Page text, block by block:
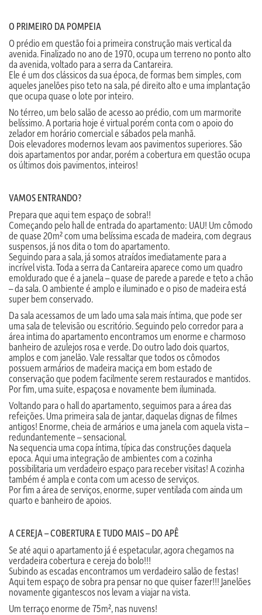
O PRIMEIRO DA POMPEIA
O prédio em questão foi a primeira construção mais vertical da
avenida. Finalizado no ano de 1970, ocupa um terreno no ponto alto
da avenida, voltado para a serra da Cantareira.
Ele é um dos clássicos da sua época, de formas bem simples, com
aqueles janelões piso teto na sala, pé direito alto e uma implantação
que ocupa quase o lote por inteiro.
No térreo, um belo salão de acesso ao prédio, com um marmorite
belíssimo. A portaria hoje é virtual porém conta com o apoio do
zelador em horário comercial e sábados pela manhã.
Dois elevadores modernos levam aos pavimentos superiores. São
dois apartamentos por andar, porém a cobertura em questão ocupa
os últimos dois pavimentos, inteiros!
VAMOS ENTRANDO?
Prepara que aqui tem espaço de sobra!!
Começando pelo hall de entrada do apartamento: UAU! Um cômodo
de quase 20m² com uma belíssima escada de madeira, com degraus
suspensos, já nos dita o tom do apartamento.
Seguindo para a sala, já somos atraídos imediatamente para a
incrível vista. Toda a serra da Cantareira aparece como um quadro
emoldurado que é a janela – quase de parede a parede e teto a chão
– da sala. O ambiente é amplo e iluminado e o piso de madeira está
super bem conservado.
Da sala acessamos de um lado uma sala mais íntima, que pode ser
uma sala de televisão ou escritório. Seguindo pelo corredor para a
área intima do apartamento encontramos um enorme e charmoso
banheiro de azulejos rosa e verde. Do outro lado dois quartos,
amplos e com janelão. Vale ressaltar que todos os cômodos
possuem armários de madeira maciça em bom estado de
conservação que podem facilmente serem restaurados e mantidos.
Por fim, uma suite, espaçosa e novamente bem iluminada.
Voltando para o hall do apartamento, seguimos para a área das
refeições. Uma primeira sala de jantar, daquelas dignas de filmes
antigos! Enorme, cheia de armários e uma janela com aquela vista –
redundantemente – sensacional.
Na sequencia uma copa íntima, típica das construções daquela
epoca. Aqui uma integração de ambientes com a cozinha
possibilitaria um verdadeiro espaço para receber visitas! A cozinha
também é ampla e conta com um acesso de serviços.
Por fim a área de serviços, enorme, super ventilada com ainda um
quarto e banheiro de apoios.
A CEREJA – COBERTURA E TUDO MAIS – DO APÊ
Se até aqui o apartamento já é espetacular, agora chegamos na
verdadeira cobertura e cereja do bolo!!!
Subindo as escadas encontramos um verdadeiro salão de festas!
Aqui tem espaço de sobra pra pensar no que quiser fazer!!! Janelões
novamente gigantescos nos levam a viajar na vista.
Um terraço enorme de 75m², nas nuvens!